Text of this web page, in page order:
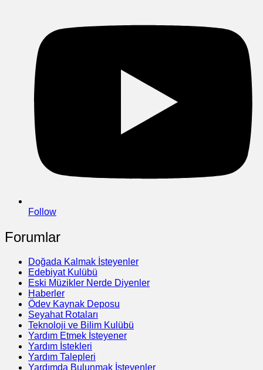
Follow
Forumlar
Doğada Kalmak İsteyenler
Edebiyat Kulübü
Eski Müzikler Nerde Diyenler
Haberler
Ödev Kaynak Deposu
Seyahat Rotaları
Teknoloji ve Bilim Kulübü
Yardım Etmek İsteyener
Yardım İstekleri
Yardım Talepleri
Yardımda Bulunmak İsteyenler